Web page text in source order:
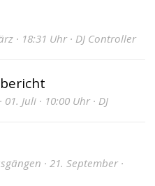
· 18:31 Uhr · DJ Controller
Juli · 10:00 Uhr · DJ
· 21. September ·